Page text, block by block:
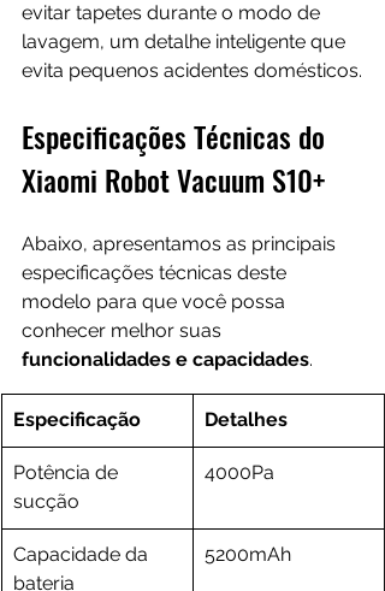
evitar tapetes durante o modo de
lavagem, um detalhe inteligente que
evita pequenos acidentes domésticos.
Especificações Técnicas do
Xiaomi Robot Vacuum S10+
Abaixo, apresentamos as principais
especificações técnicas deste
modelo para que você possa
conhecer melhor suas
funcionalidades e capacidades.
Especificação Detalhes
Potência de
sucção
4000Pa
Capacidade da
bateria
5200mAh